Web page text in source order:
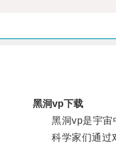
黑洞vp下载
黑洞vp是宇宙中
科学家们通过对